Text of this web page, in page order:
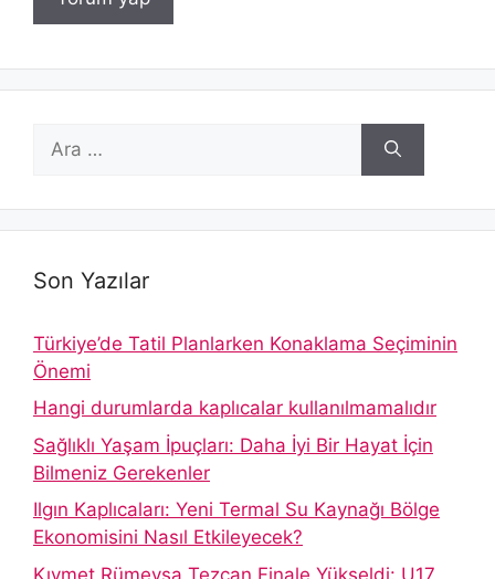
ara
Son Yazılar
Türkiye’de Tatil Planlarken Konaklama Seçiminin
Önemi
Hangi durumlarda kaplıcalar kullanılmamalıdır
Sağlıklı Yaşam İpuçları: Daha İyi Bir Hayat İçin
Bilmeniz Gerekenler
Ilgın Kaplıcaları: Yeni Termal Su Kaynağı Bölge
Ekonomisini Nasıl Etkileyecek?
Kıymet Rümeysa Tezcan Finale Yükseldi: U17